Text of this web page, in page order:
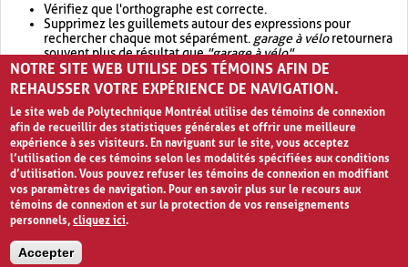
Vérifiez que l'orthographe est correcte.
Supprimez les guillemets autour des expressions pour
rechercher chaque mot séparément. garage à véloretournera
souvent plus de résultat que"garage à vélo".
Envisagez d'élargir votre recherche avec OR.garage OR vélo
retournera souvent plus de résultat quegarage à vélo
NOTRE SITE WEB UTILISE DES TÉMOINS AFIN DE
REHAUSSER VOTRE EXPÉRIENCE DE NAVIGATION.
Le site web de Polytechnique Montréal utilise des témoins de connexion
afin de recueillir des statistiques générales et offrir une meilleure
expérience à ses visiteurs. En naviguant sur le site, vous acceptez
l’utilisation de ces témoins selon les modalités spécifiées aux conditions
d’utilisation. Vous pouvez refuser les témoins de connexion en modifiant
vos paramètres de navigation. Pour en savoir plus sur le recours aux
témoins de connexion et sur la protection de vos renseignements
personnels,cliquez ici.
Accepter